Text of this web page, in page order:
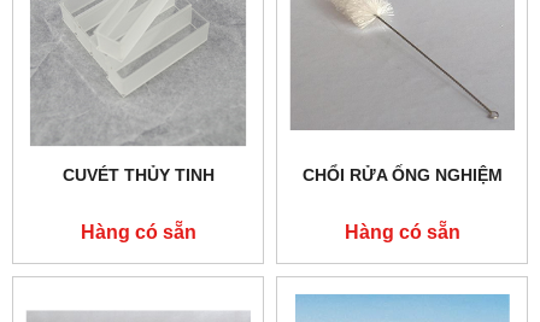
CUVÉT THỦY TINH
Hàng có sẵn
CHỔI RỬA ỐNG NGHIỆM
Hàng có sẵn